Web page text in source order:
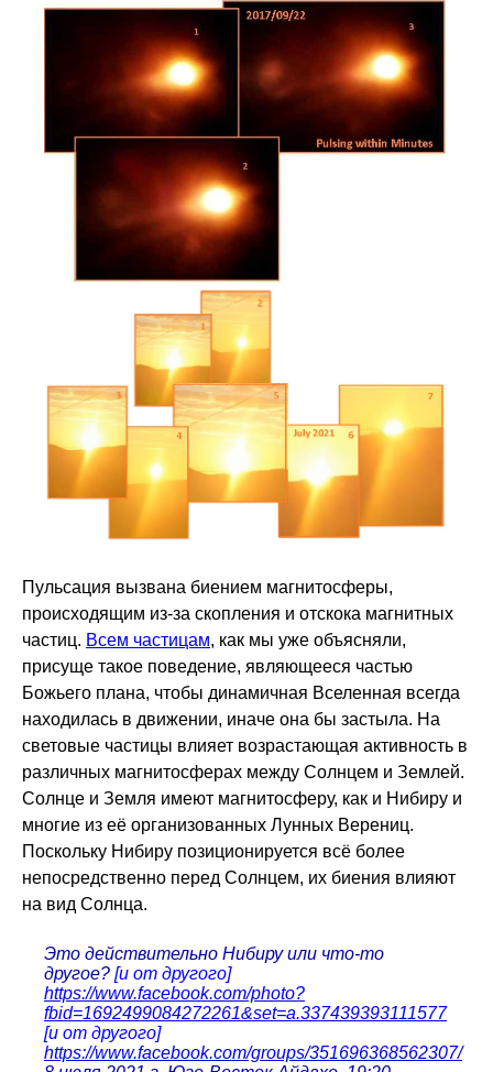
Пульсация вызвана биением магнитосферы,
происходящим из-за скопления и отскока магнитных
частиц. Всем частицам, как мы уже объясняли,
присуще такое поведение, являющееся частью
Божьего плана, чтобы динамичная Вселенная всегда
находилась в движении, иначе она бы застыла. На
световые частицы влияет возрастающая активность в
различных магнитосферах между Солнцем и Землей.
Солнце и Земля имеют магнитосферу, как и Нибиру и
многие из её организованных Лунных Верениц.
Поскольку Нибиру позиционируется всё более
непосредственно перед Солнцем, их биения влияют
на вид Солнца.
Это действительно Нибиру или что-то
другое? [и от другого]
https://www.facebook.com/photo?
fbid=1692499084272261&set=a.337439393111577
[и от другого]
https://www.facebook.com/groups/351696368562307/